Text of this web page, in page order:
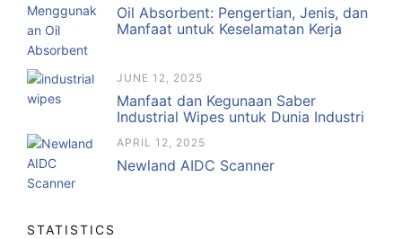
Oil Absorbent: Pengertian, Jenis, dan
Manfaat untuk Keselamatan Kerja
JUNE 12, 2025
Manfaat dan Kegunaan Saber
Industrial Wipes untuk Dunia Industri
APRIL 12, 2025
Newland AIDC Scanner
STATISTICS